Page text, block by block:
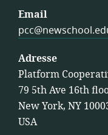
Email
Adresse
Platform
79 5th Ave 16th
New York, NY
USA